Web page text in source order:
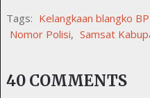
Tags: Kelangkaan blangko
Nomor Polisi, Samsat
40 COMMENTS